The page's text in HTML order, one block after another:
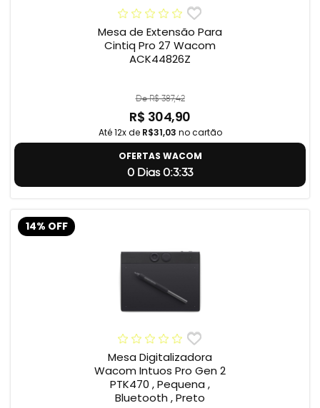
Mesa de Extensão Para
Cintiq Pro 27 Wacom
ACK44826Z
De R$ 387,42
R$ 304,90
Até 12x de R$31,03 no cartão
OFERTAS WACOM
0 Dias 0:3:32
14% OFF
Mesa Digitalizadora
Wacom Intuos Pro Gen 2
PTK470 , Pequena ,
Bluetooth , Preto